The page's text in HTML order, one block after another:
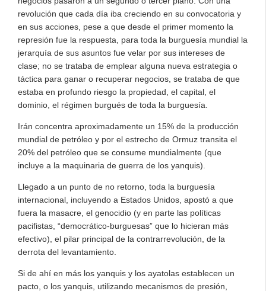
revolución que cada día iba creciendo en su convocatoria y
en sus acciones, pese a que desde el primer momento la
represión fue la respuesta, para toda la burguesía mundial la
jerarquía de sus asuntos fue velar por sus intereses de
clase; no se trataba de emplear alguna nueva estrategia o
táctica para ganar o recuperar negocios, se trataba de que
estaba en profundo riesgo la propiedad, el capital, el
dominio, el régimen burgués de toda la burguesía.
Irán concentra aproximadamente un 15% de la producción
mundial de petróleo y por el estrecho de Ormuz transita el
20% del petróleo que se consume mundialmente (que
incluye a la maquinaria de guerra de los yanquis).
Llegado a un punto de no retorno, toda la burguesía
internacional, incluyendo a Estados Unidos, apostó a que
fuera la masacre, el genocidio (y en parte las políticas
pacifistas, “democrático-burguesas” que lo hicieran más
efectivo), el pilar principal de la contrarrevolución, de la
derrota del levantamiento.
Si de ahí en más los yanquis y los ayatolas establecen un
pacto, o los yanquis, utilizando mecanismos de presión,